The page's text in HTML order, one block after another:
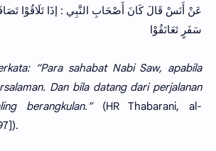
عَنْ أَنَسْ قَالَ كَانَ أَصْحَابِ النَّبِي : إذَا تَلَاقُوْا
سَفَرٍ تَعَانَقُوْا
“Para sahabat Nabi Saw, apabila
Dan bila datang dari perjalanan
berangkulan.”(HR Thabarani, al-